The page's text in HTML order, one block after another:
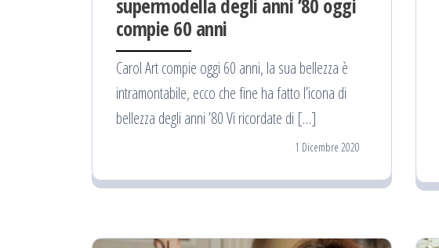
supermodella degli anni ’80 oggi
compie 60 anni
Carol Art compie oggi 60 anni, la sua bellezza è
intramontabile, ecco che fine ha fatto l’icona di
bellezza degli anni ’80 Vi ricordate di […]
1 Dicembre 2020